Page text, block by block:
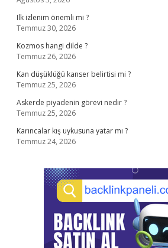
Ilk izlenim önemli mi ?
Temmuz 30, 2026
Kozmos hangi dilde ?
Temmuz 26, 2026
Kan düşüklüğü kanser belirtisi mi ?
Temmuz 25, 2026
Askerde piyadenin görevi nedir ?
Temmuz 25, 2026
Karıncalar kış uykusuna yatar mı ?
Temmuz 24, 2026